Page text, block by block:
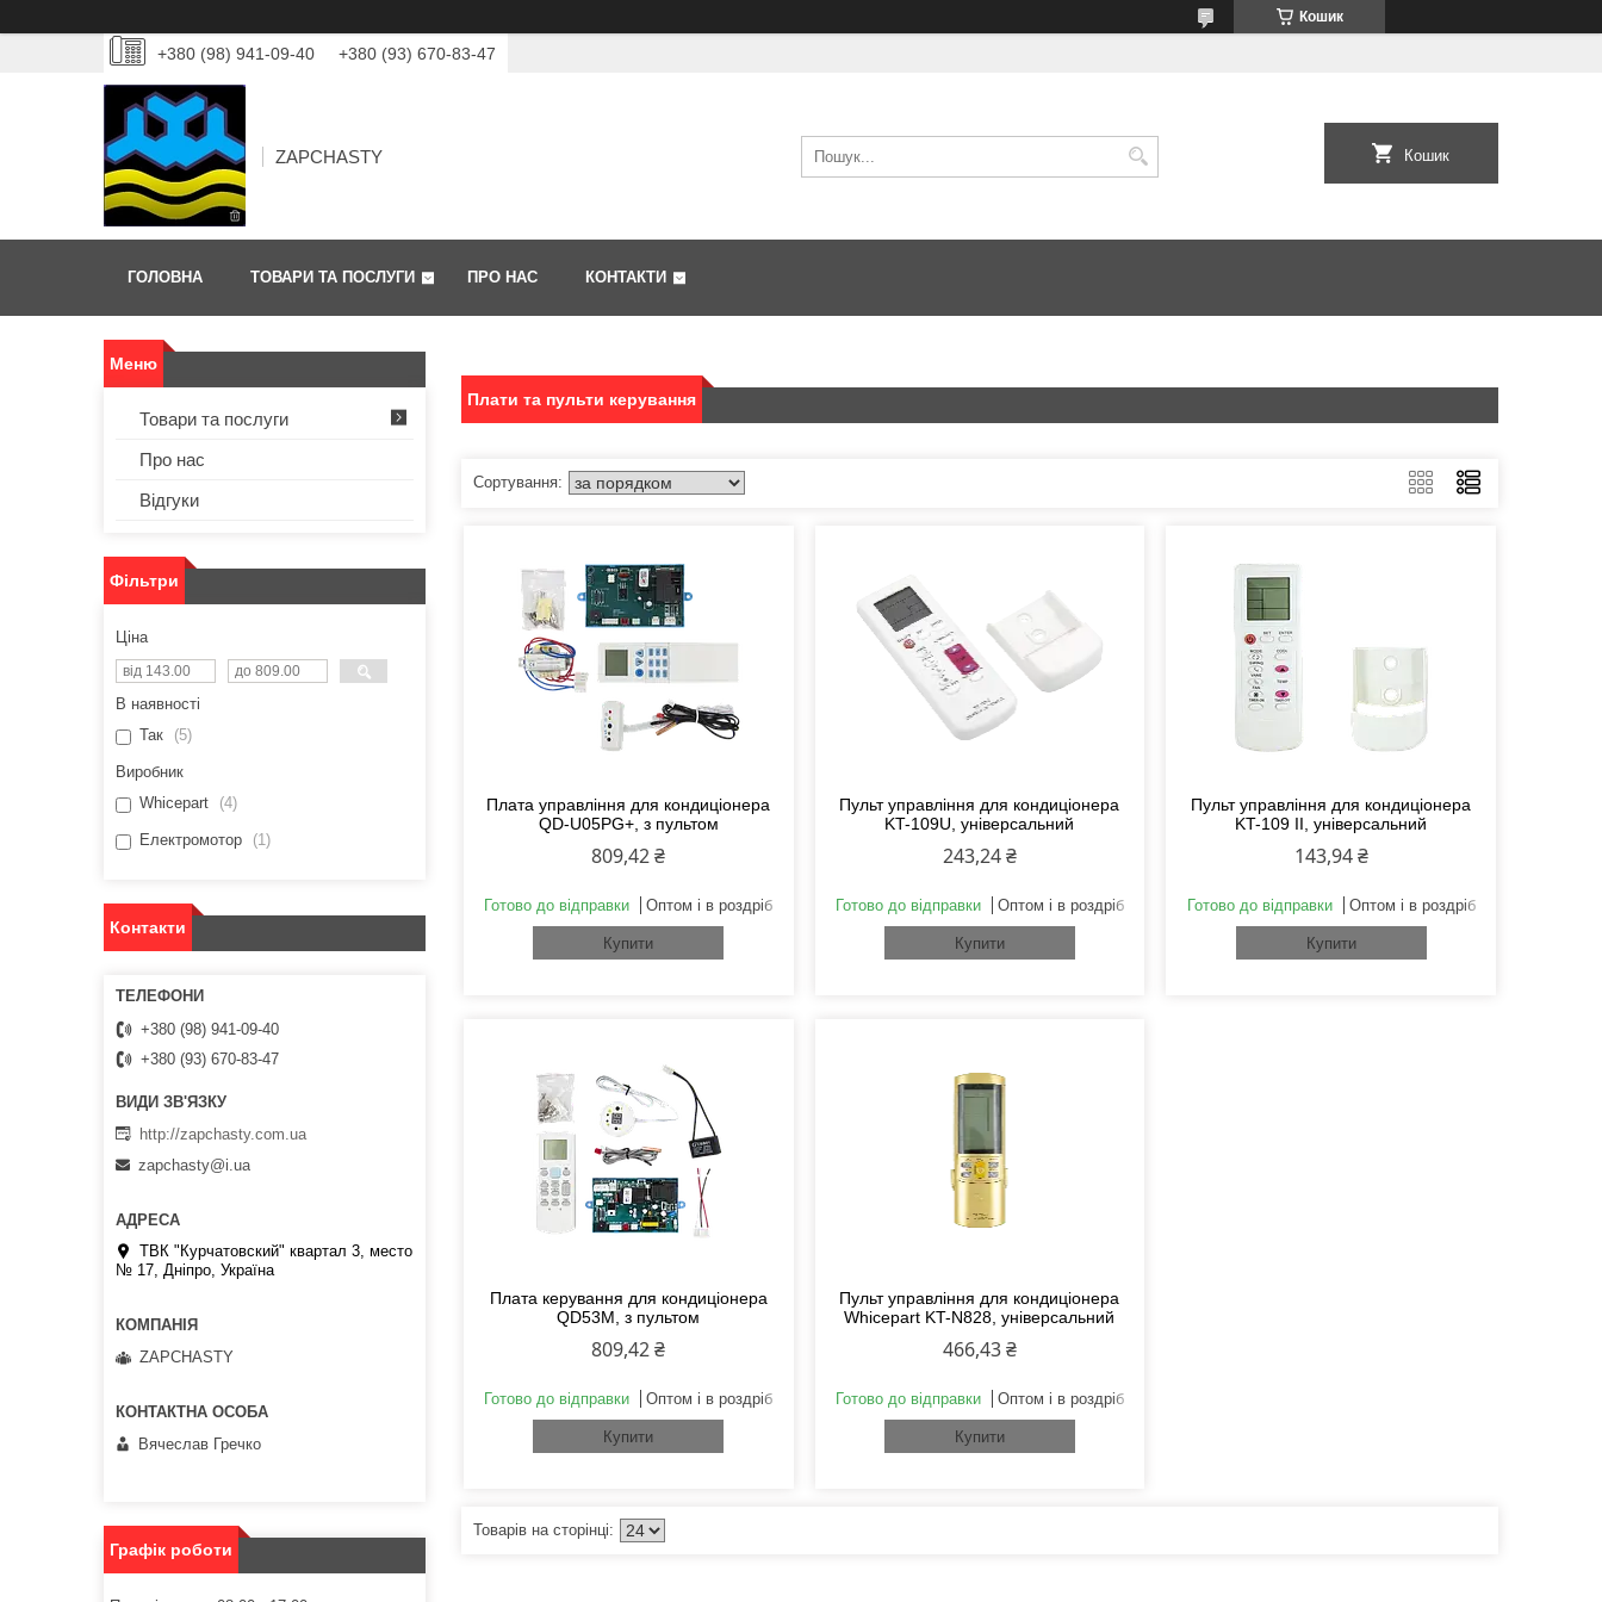
Кошик
+380 (98) 941-09-40 +380 (93) 670-83-47
ZAPCHASTY Кошик
ГОЛОВНА ТОВАРИ ТА ПОСЛУГИ ПРО НАС КОНТАКТИ
Плати та пульти керування
Плата управління для кондиціонера
QD-U05PG+, з пультом
809,42 ₴
Готово до відправки Оптом і в роздріб
Купити
Пульт управління для кондиціонера
KT-109U, універсальний
243,24 ₴
Готово до відправки Оптом і в роздріб
Купити
Пульт управління для кондиціонера
KT-109 II, універсальний
143,94 ₴
Готово до відправки Оптом і в роздріб
Купити
Плата керування для кондиціонера
QD53M, з пультом
809,42 ₴
Готово до відправки Оптом і в роздріб
Купити
Пульт управління для кондиціонера
Whicepart KT-N828, універсальний
466,43 ₴
Готово до відправки Оптом і в роздріб
Купити
Товари та послуги
Про нас
Відгуки
Фільтри
Ціна
В наявності
Так
5
Виробник
Whicepart
4
Електромотор 1
Контакти
+380 (98) 941-09-40
+380 (93) 670-83-47
http://zapchasty.com.ua
zapchasty@i.ua
ТВК "Курчатовский" квартал 3, место
№ 17, Дніпро, Україна
ZAPCHASTY
Вячеслав Гречко
Графік роботи